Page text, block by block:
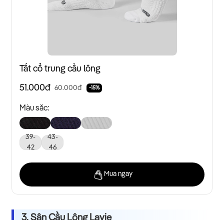
Tất cổ trung cầu lông
51.000đ 60.000đ -15%
Màu sắc:
39-
42
43-
46
Mua ngay
3. Sân Cầu Lông Lavie